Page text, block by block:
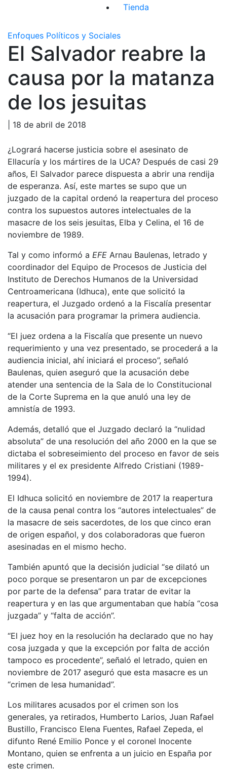
Tienda
Enfoques Políticos y Sociales
El Salvador reabre la
causa por la matanza
de los jesuitas
| 18 de abril de 2018
¿Logrará hacerse justicia sobre el asesinato de
Ellacuría y los mártires de la UCA? Después de casi 29
años, El Salvador parece dispuesta a abrir una rendija
de esperanza. Así, este martes se supo que un
juzgado de la capital ordenó la reapertura del proceso
contra los supuestos autores intelectuales de la
masacre de los seis jesuitas, Elba y Celina, el 16 de
noviembre de 1989.
Tal y como informó a EFE Arnau Baulenas, letrado y
coordinador del Equipo de Procesos de Justicia del
Instituto de Derechos Humanos de la Universidad
Centroamericana (Idhuca), ente que solicitó la
reapertura, el Juzgado ordenó a la Fiscalía presentar
la acusación para programar la primera audiencia.
“El juez ordena a la Fiscalía que presente un nuevo
requerimiento y una vez presentado, se procederá a la
audiencia inicial, ahí iniciará el proceso”, señaló
Baulenas, quien aseguró que la acusación debe
atender una sentencia de la Sala de lo Constitucional
de la Corte Suprema en la que anuló una ley de
amnistía de 1993.
Además, detalló que el Juzgado declaró la “nulidad
absoluta” de una resolución del año 2000 en la que se
dictaba el sobreseimiento del proceso en favor de seis
militares y el ex presidente Alfredo Cristiani (1989-
1994).
El Idhuca solicitó en noviembre de 2017 la reapertura
de la causa penal contra los “autores intelectuales” de
la masacre de seis sacerdotes, de los que cinco eran
de origen español, y dos colaboradoras que fueron
asesinadas en el mismo hecho.
También apuntó que la decisión judicial “se dilató un
poco porque se presentaron un par de excepciones
por parte de la defensa” para tratar de evitar la
reapertura y en las que argumentaban que había “cosa
juzgada” y “falta de acción”.
“El juez hoy en la resolución ha declarado que no hay
cosa juzgada y que la excepción por falta de acción
tampoco es procedente”, señaló el letrado, quien en
noviembre de 2017 aseguró que esta masacre es un
“crimen de lesa humanidad”.
Los militares acusados por el crimen son los
generales, ya retirados, Humberto Larios, Juan Rafael
Bustillo, Francisco Elena Fuentes, Rafael Zepeda, el
difunto René Emilio Ponce y el coronel Inocente
Montano, quien se enfrenta a un juicio en España por
este crimen.